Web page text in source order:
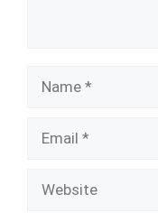
Name
Email
Website